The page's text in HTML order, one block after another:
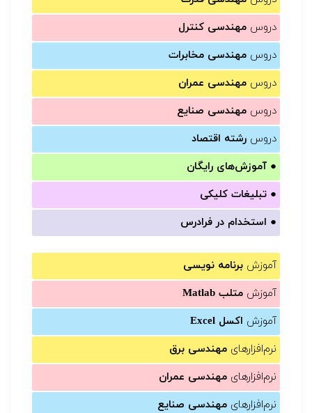
دروس مهندسی کنترل
دروس مهندسی مخابرات
دروس مهندسی عمران
دروس مهندسی صنایع
دروس رشته اقتصاد
● آموزش‌های رایگان
● تبلیغات کلیکی
● استخدام در فرادرس
آموزش برنامه نویسی
آموزش متلب Matlab
آموزش اکسل Excel
نرم‌افزارهای مهندسی برق
نرم‌افزارهای مهندسی عمران
نرم‌افزارهای مهندسی صنایع